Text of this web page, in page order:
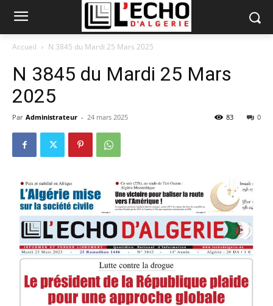
Accueil N 3845 du Mardi 25 Mars 2025
N 3845 du Mardi 25 Mars
2025
Par Administrateur - 24 mars 2025 0
83